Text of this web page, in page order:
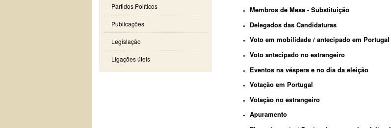
Membros de Mesa - Substituição
Delegados das Candidaturas
Voto em mobilidade / antecipado em Portugal
Voto antecipado no estrangeiro
Eventos na véspera e no dia da eleição
Votação em Portugal
Votação no estrangeiro
Apuramento
Partidos Políticos
Publicações
Legislação
Ligações úteis